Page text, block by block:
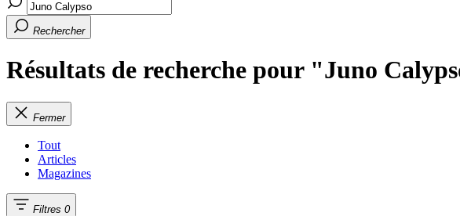
Rechercher
Résultats de recherche pour "Juno
Fermer
Tout
Articles
Magazines
Filtres 0